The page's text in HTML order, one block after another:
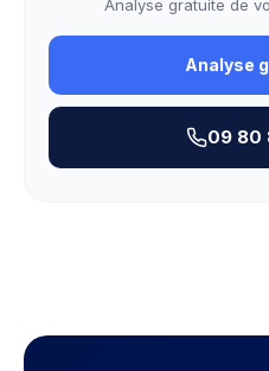
Analyse gratuite de
Analyse
09 80